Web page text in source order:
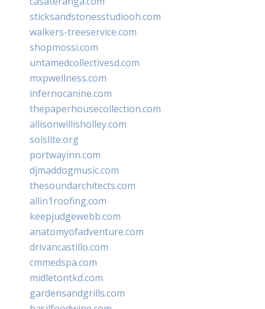
sticksandstonesstudiooh.com
walkers-treeservice.com
shopmossi.com
untamedcollectivesd.com
mxpwellness.com
infernocanine.com
thepaperhousecollection.com
allisonwillisholley.com
solslite.org
portwayinn.com
djmaddogmusic.com
thesoundarchitects.com
allin1roofing.com
keepjudgewebb.com
anatomyofadventure.com
drivancastillo.com
cmmedspa.com
midletontkd.com
gardensandgrills.com